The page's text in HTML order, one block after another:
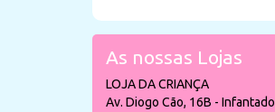
As nossas Lojas
LOJA DA CRIANÇA
Av. Diogo Cão, 16B - Infantado